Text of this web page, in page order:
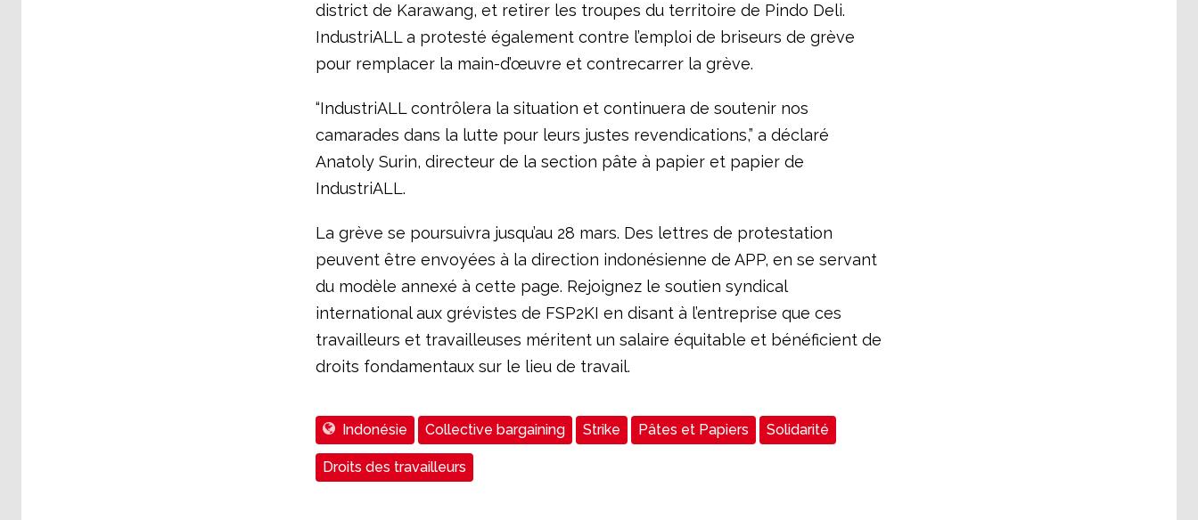
district de Karawang, et retirer les troupes du territoire de Pindo Deli.
IndustriALL a protesté également contre l’emploi de briseurs de grève
pour remplacer la main-d’œuvre et contrecarrer la grève.
“IndustriALL contrôlera la situation et continuera de soutenir nos
camarades dans la lutte pour leurs justes revendications,” a déclaré
Anatoly Surin, directeur de la section pâte à papier et papier de
IndustriALL.
La grève se poursuivra jusqu’au 28 mars. Des lettres de protestation
peuvent être envoyées à la direction indonésienne de APP, en se servant
du modèle annexé à cette page. Rejoignez le soutien syndical
international aux grévistes de FSP2KI en disant à l’entreprise que ces
travailleurs et travailleuses méritent un salaire équitable et bénéficient de
droits fondamentaux sur le lieu de travail.
Indonésie Collective bargaining Strike Pâtes et Papiers Solidarité
Droits des travailleurs